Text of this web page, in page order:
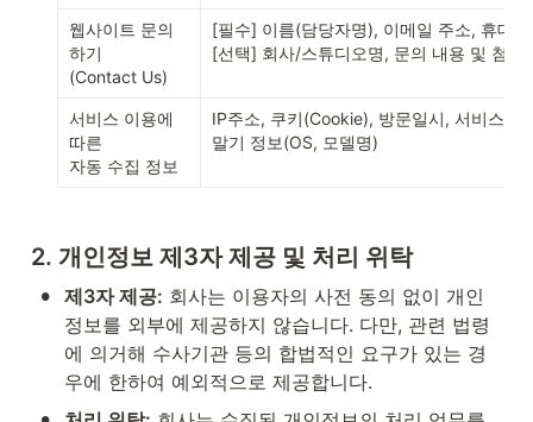
웹사이트 문의
하기
(Contact Us)
[필수] 이름(담당자명), 이메일 주소, 휴대
[선택] 회사/스튜디오명, 문의 내용 및 첨부
서비스 이용에
따른
자동 수집 정보
IP주소, 쿠키(Cookie), 방문일시, 서비스 이
말기 정보(OS, 모델명)
2. 개인정보 제3자 제공 및 처리 위탁
• 제3자 제공: 회사는 이용자의 사전 동의 없이 개인
정보를 외부에 제공하지 않습니다. 다만, 관련 법령
에 의거해 수사기관 등의 합법적인 요구가 있는 경
우에 한하여 예외적으로 제공합니다.